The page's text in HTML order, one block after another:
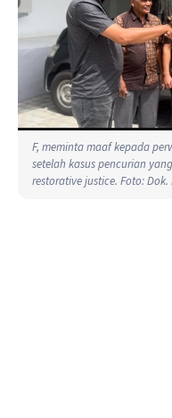
F, meminta maaf kepada
setelah kasus pencurian
restorative justice. Foto: Dok.